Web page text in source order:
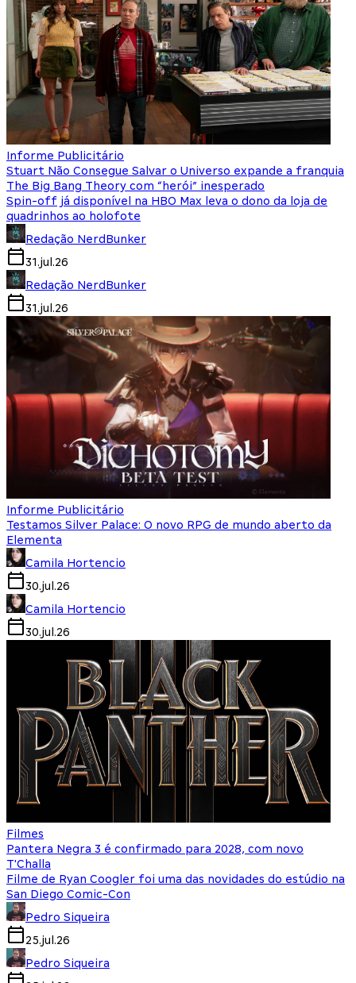
Informe Publicitário
Stuart Não Consegue Salvar o Universo expande a franquia
The Big Bang Theory com “herói” inesperado
Spin-off já disponível na HBO Max leva o dono da loja de
quadrinhos ao holofote
Redação NerdBunker
31.jul.26
Redação NerdBunker
31.jul.26
Informe Publicitário
Testamos Silver Palace: O novo RPG de mundo aberto da
Elementa
Camila Hortencio
30.jul.26
Camila Hortencio
30.jul.26
Filmes
Pantera Negra 3 é confirmado para 2028, com novo
T'Challa
Filme de Ryan Coogler foi uma das novidades do estúdio na
San Diego Comic-Con
Pedro Siqueira
25.jul.26
Pedro Siqueira